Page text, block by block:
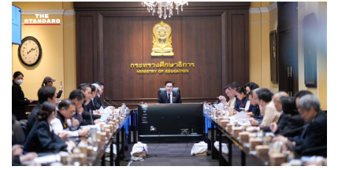
Laurent Rive Gauche เสื้อผ้า Prêt-à-Porter หรือเสื้อผ้า
สำเร็จรูป ซึ่งสวนทางกับเทรนด์ของห้องเสื้อในยุคนั้นที่เน้น
งานตัดเย็บแบบโอต์กูตูร์ เสื้อผ้าของเขาตัดเย็บประณีต แต่ขาย
ในราคาที่จับต้องได้นับเป็นการปฏิวัติวงการแฟชั่นอย่าง
แท้จริง จุดนี้เองทำให้เขาได้รับการยกย่องในฐานะดีไซเนอร์
คนแรกที่สร้างไลน์เสื้อผ้าสำเร็จรูปและกลายเป็นรูปแบบของ
แฟชั่นจวบจนทุกวันนี้